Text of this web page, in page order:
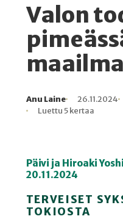
Valon
Kirjoittaja
Anu Laine
Julkaistu
26.11.2024
Lukuaika
Lukukertoja
Luettu 5 kertaa
Päivi ja Hiroaki
20.11.2024
TERVEISET
TOKIOSTA